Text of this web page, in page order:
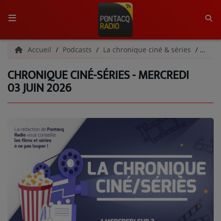
ACCUEIL
RADIO
GRILLE DES PROGRAMMES
C'ÉTAIT QUOI CE TITRE ?
MÉDIAS
PODCASTS - SAISON 2026/2027
Accueil Podcasts La chronique ciné & séries
CHRONIQUE CINÉ-SÉRIES - MERCREDI
03 JUIN 2026